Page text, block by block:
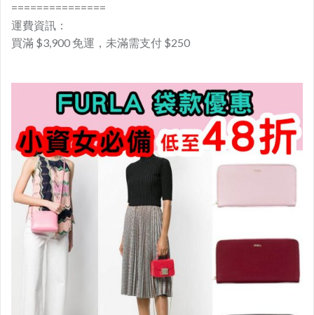
===============
運費資訊：
買滿 $3,900 免運，未滿需支付 $250